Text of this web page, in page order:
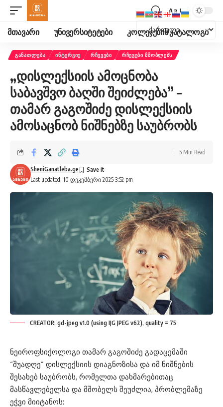
Font
Resizer
Aa
მთავარი უნივერსიტეტები კოლეჯების კატალოგი
ᲒᲐᲜᲐᲗᲚᲔᲑᲐ ᲘᲜᲢᲔᲠᲕᲘᲣ ᲠᲩᲔᲕᲔᲑᲘ ᲠᲩᲔᲕᲔᲑᲘ ᲛᲨᲝᲑᲚᲔᲑᲡ
„დისლექსიის ამოცნობა
საბავშვო ბაღში შეიძლება” –
თამარ გაგოშიძე დისლექსიის
ამოსაცნობ ნიშნებზე საუბრობს
Last updated: 10 დეკემბერი 2025 3:52 pm
SheniGanatleba.ge
5 Min Read
CREATOR: gd-jpeg v1.0 (using IJG JPEG v62), quality = 75
ნეიროფსიქოლოგი თამარ გაგოშიძე გადაცემაში
“შუადღე” დისლექსიის დიაგნოზისა და იმ ნიშნების
შესახებ საუბრობს, რომელთა დახმარებითაც
მასწავლებელსა და მშობელს შეუძლია, პრობლემაზე
ეჭვი მიიტანოს: